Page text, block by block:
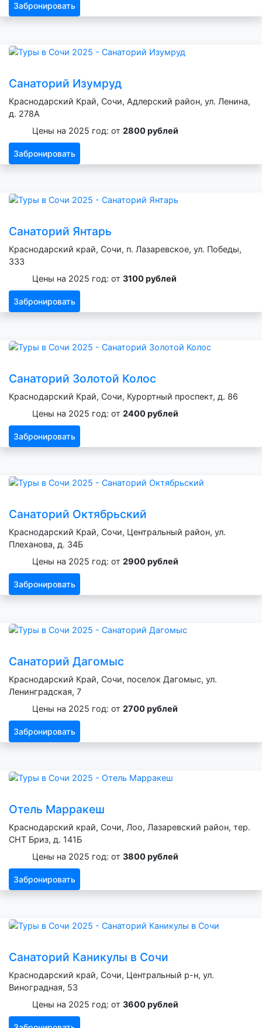
Забронировать
Санаторий Изумруд
Краснодарский Край, Сочи, Адлерский район, ул. Ленина,
д. 278А
Цены на 2025 год: от 2800 рублей
Забронировать
Санаторий Янтарь
Краснодарский край, Сочи, п. Лазаревское, ул. Победы,
333
Цены на 2025 год: от 3100 рублей
Забронировать
Санаторий Золотой Колос
Краснодарский Край, Сочи, Курортный проспект, д. 86
Цены на 2025 год: от 2400 рублей
Забронировать
Санаторий Октябрьский
Краснодарский Край, Сочи, Центральный район, ул.
Плеханова, д. 34Б
Цены на 2025 год: от 2900 рублей
Забронировать
Санаторий Дагомыс
Краснодарский Край, Сочи, поселок Дагомыс, ул.
Ленинградская, 7
Цены на 2025 год: от 2700 рублей
Забронировать
Отель Марракеш
Краснодарский край, Сочи, Лоо, Лазаревский район, тер.
СНТ Бриз, д. 141Б
Цены на 2025 год: от 3800 рублей
Забронировать
Санаторий Каникулы в Сочи
Краснодарский край, Сочи, Центральный р-н, ул.
Виноградная, 53
Цены на 2025 год: от 3600 рублей